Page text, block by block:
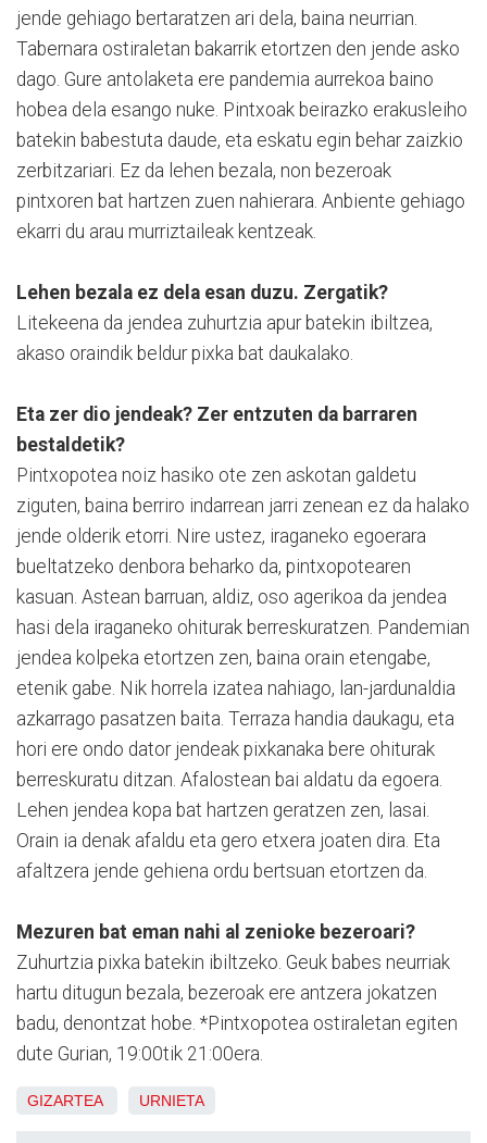
jende gehiago bertaratzen ari dela, baina neurrian.
Tabernara ostiraletan bakarrik etortzen den jende asko
dago. Gure antolaketa ere pandemia aurrekoa baino
hobea dela esango nuke. Pintxoak beirazko erakusleiho
batekin babestuta daude, eta eskatu egin behar zaizkio
zerbitzariari. Ez da lehen bezala, non bezeroak
pintxoren bat hartzen zuen nahierara. Anbiente gehiago
ekarri du arau murriztaileak kentzeak.
Lehen bezala ez dela esan duzu. Zergatik?
Litekeena da jendea zuhurtzia apur batekin ibiltzea,
akaso oraindik beldur pixka bat daukalako.
Eta zer dio jendeak? Zer entzuten da barraren
bestaldetik?
Pintxopotea noiz hasiko ote zen askotan galdetu
ziguten, baina berriro indarrean jarri zenean ez da halako
jende olderik etorri. Nire ustez, iraganeko egoerara
bueltatzeko denbora beharko da, pintxopotearen
kasuan. Astean barruan, aldiz, oso agerikoa da jendea
hasi dela iraganeko ohiturak berreskuratzen. Pandemian
jendea kolpeka etortzen zen, baina orain etengabe,
etenik gabe. Nik horrela izatea nahiago, lan-jardunaldia
azkarrago pasatzen baita. Terraza handia daukagu, eta
hori ere ondo dator jendeak pixkanaka bere ohiturak
berreskuratu ditzan. Afalostean bai aldatu da egoera.
Lehen jendea kopa bat hartzen geratzen zen, lasai.
Orain ia denak afaldu eta gero etxera joaten dira. Eta
afaltzera jende gehiena ordu bertsuan etortzen da.
Mezuren bat eman nahi al zenioke bezeroari?
Zuhurtzia pixka batekin ibiltzeko. Geuk babes neurriak
hartu ditugun bezala, bezeroak ere antzera jokatzen
badu, denontzat hobe. *Pintxopotea ostiraletan egiten
dute Gurian, 19:00tik 21:00era.
GIZARTEA URNIETA